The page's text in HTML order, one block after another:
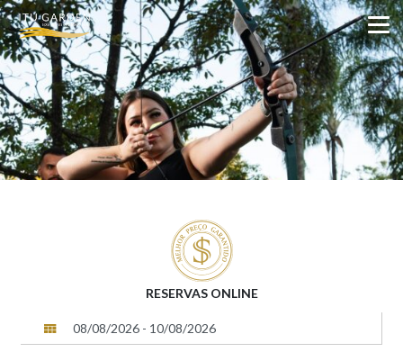
RESERVAS ONLINE